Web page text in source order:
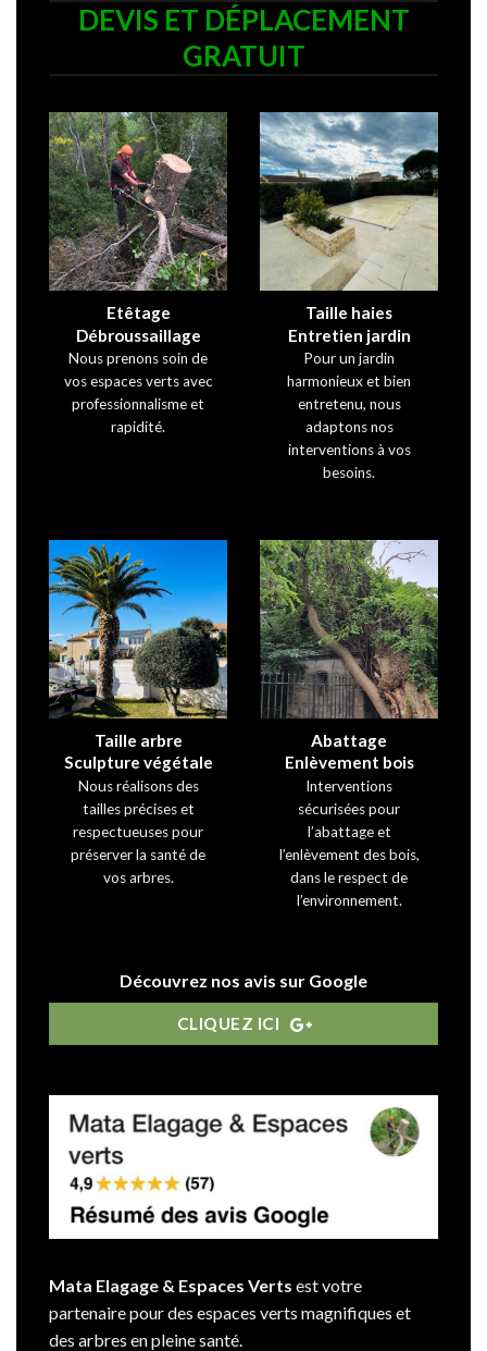
DEVIS ET DÉPLACEMENT
GRATUIT
Etêtage
Débroussaillage
Nous prenons soin de
vos espaces verts avec
professionnalisme et
rapidité.
Taille haies
Entretien jardin
Pour un jardin
harmonieux et bien
entretenu, nous
adaptons nos
interventions à vos
besoins.
Taille arbre
Sculpture végétale
Nous réalisons des
tailles précises et
respectueuses pour
préserver la santé de
vos arbres.
Abattage
Enlèvement bois
Interventions
sécurisées pour
l’abattage et
l’enlèvement des bois,
dans le respect de
l’environnement.
Découvrez nos avis sur Google
CLIQUEZ ICI
Mata Elagage & Espaces Verts est votre
partenaire pour des espaces verts magnifiques et
des arbres en pleine santé.